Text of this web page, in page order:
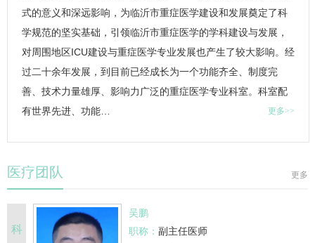
式的意义和深远影响，为临沂市重症医学建设和发展奠定了科
学规范的坚实基础，引领临沂市重症医学的学科建设与发展，
对周围地区ICU建设与重症医学专业发展也产生了较大影响。经
过二十余年发展，到目前已经成长为一个功能齐全、制度完
善、技术力量雄厚、影响力广泛的重症医学专业科室。科室配
有世界先进、功能…
更多>>
更多
医疗团队
科
吴鹏
职称： 副主任医师